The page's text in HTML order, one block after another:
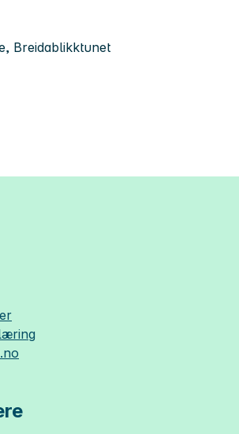
Breidablikktunet